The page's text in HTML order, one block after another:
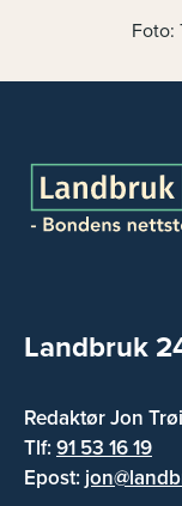
Foto:
Landbruk
Redaktør Jon
Tlf:91 53 16 19
Epost: